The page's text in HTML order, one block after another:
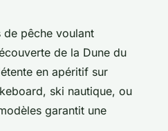
de pêche voulant
de la Dune du
en apéritif sur
ski nautique, ou
garantit une